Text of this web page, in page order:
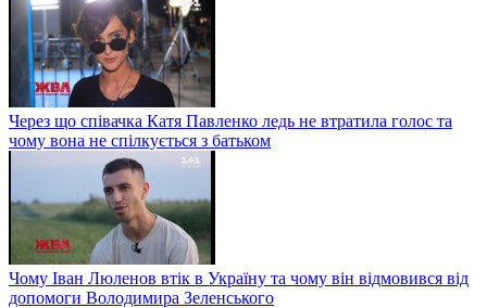
Через що співачка Катя Павленко ледь не втратила голос та
чому вона не спілкується з батьком
Чому Іван Люленов втік в Україну та чому він відмовився від
допомоги Володимира Зеленського